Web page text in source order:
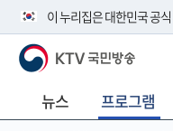
이 누리집은 대한민국 공
공식 누리집 주소 확인하기
니다.
이밖에 or.kr 또는 .kr등 다
KTV 국민방송
뉴스 프로그램